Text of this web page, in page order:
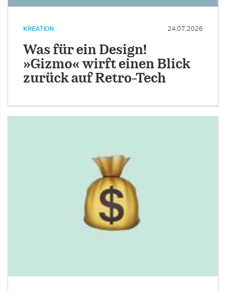
KREATION 24.07.2026
Was für ein Design!
»Gizmo« wirft einen Blick
zurück auf Retro-Tech